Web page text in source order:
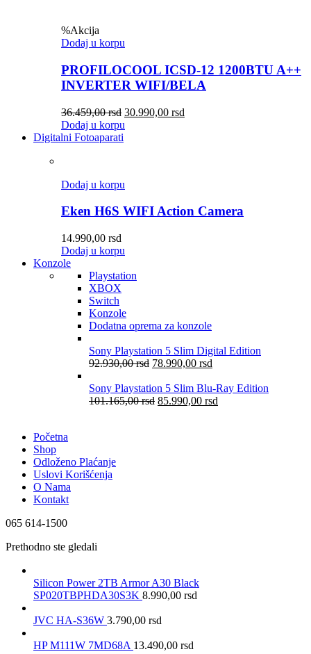
%Akcija
Dodaj u korpu
PROFILOCOOL ICSD-12 1200BTU A++
INVERTER WIFI/BELA
36.459,00rsd 30.990,00 rsd
Dodaj u korpu
Digitalni Fotoaparati
Dodaj u korpu
Eken H6S WIFI Action Camera
14.990,00 rsd
Dodaj u korpu
Konzole
Playstation
XBOX
Switch
Konzole
Dodatna oprema za konzole
Sony Playstation 5 Slim Digital Edition
92.930,00rsd 78.990,00 rsd
Sony Playstation 5 Slim Blu-Ray Edition
101.165,00rsd 85.990,00 rsd
Početna
Shop
Odloženo Plaćanje
Uslovi Korišćenja
O Nama
Kontakt
065 614-1500
Prethodno ste gledali
Silicon Power 2TB Armor A30 Black
SP020TBPHDA30S3K 8.990,00 rsd
JVC HA-S36W 3.790,00 rsd
HP M111W 7MD68A 13.490,00 rsd